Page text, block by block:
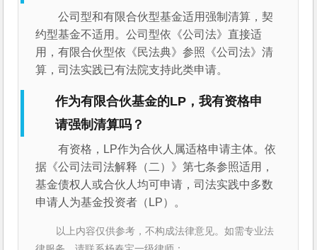
公司型和有限合伙型基金适用强制清算，契
约型基金不适用。公司型依《公司法》直接适
用，有限合伙型依《民法典》参照《公司法》清
算，司法实践已有法院支持此类申请。
作为有限合伙基金的LP，我有资格申
请强制清算吗？
有资格，LP作为合伙人属适格申请主体。依
据《公司法司法解释（二）》第七条参照适用，
基金债权人或合伙人均可申请，司法实践中多数
申请人为基金投资者（LP）。
以上内容仅供参考，不构成法律意见。如需专业法